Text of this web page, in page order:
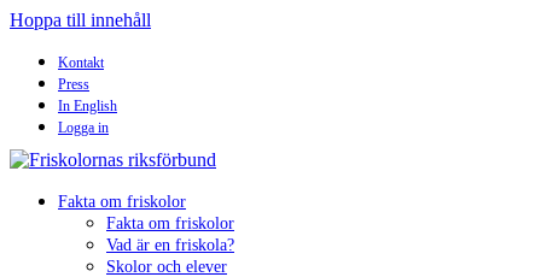
Hoppa till innehåll
Kontakt
Press
In English
Logga in
Fakta om friskolor
Fakta om friskolor
Vad är en friskola?
Skolor och elever